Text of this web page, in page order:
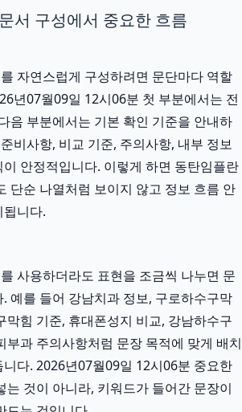
서 구성에서 중요한 흐름
자연스럽게 구성하려면 문단마다 역할
년07월09일 12시06분 첫 부분에서는 전
음 부분에서는 기본 확인 기준을 안내하
비사항, 비교 기준, 주의사항, 내부 정보
안정적입니다. 이렇게 하면 동탄임플란
단순 나열처럼 보이지 않고 정보 흐름 안
니다.
사용하더라도 표현을 조금씩 나누면 문
예를 들어 강남치과 정보, 구로하수구막
막힘 기준, 휴대폰성지 비교, 강남하수구
부과 주의사항처럼 문장 목적에 맞게 배치
다. 2026년07월09일 12시06분 중요한
는 것이 아니라, 키워드가 들어간 문장이